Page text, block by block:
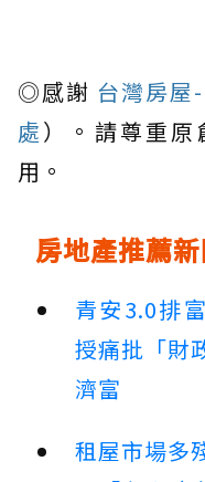
◎感謝 台灣房屋
處）。請尊重原
用。
房地產推薦
青安3.0排
授痛批「財
濟富
租屋市場多